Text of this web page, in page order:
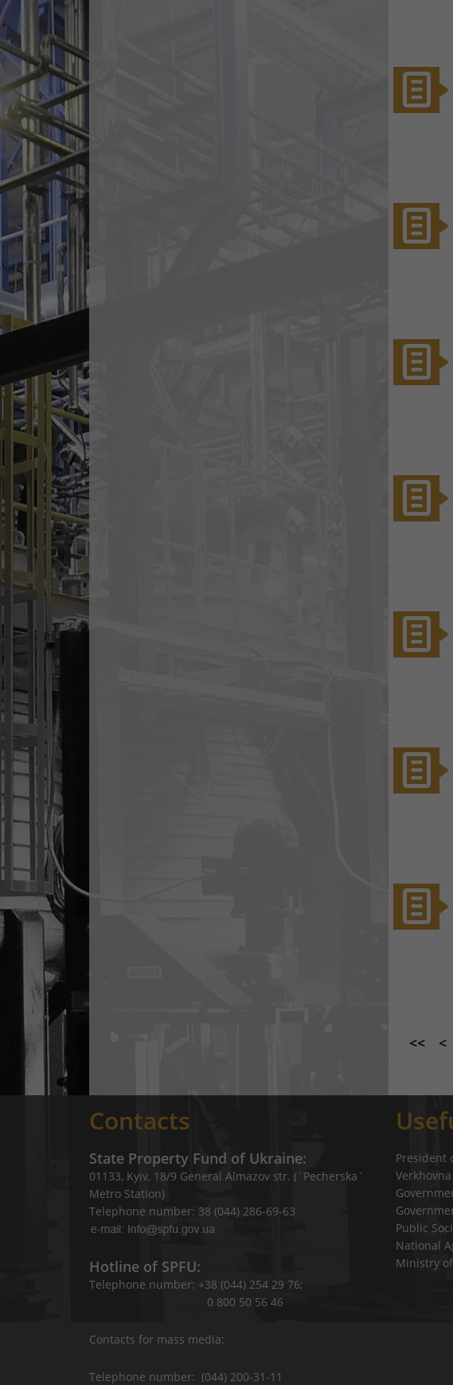
<< <
Contacts
State Property Fund of Ukraine:
01133, Kyiv, 18/9 General Almazov str. (`Pecherska`
Metro Station)
Telephone number: 38 (044) 286-69-63
Hotline of SPFU:
Telephone number: +38 (044) 254 29 76;
0 800 50 56 46
Contacts for mass media:
Telephone number: (044) 200-31-11
President
Public
National
Ministry